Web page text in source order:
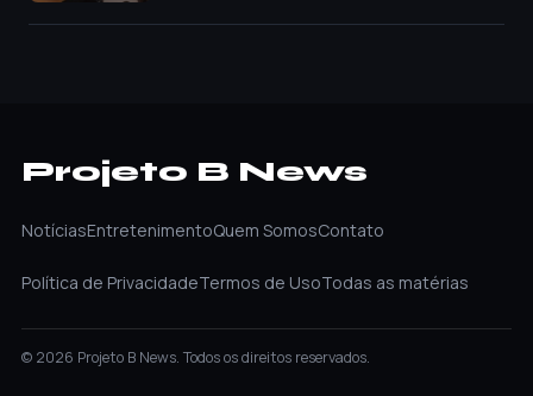
Projeto B News
NotíciasEntretenimentoQuem SomosContato
Política de PrivacidadeTermos de UsoTodas as matérias
© 2026 Projeto B News. Todos os direitos reservados.